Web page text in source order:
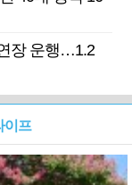
장 운행…1.2
이프